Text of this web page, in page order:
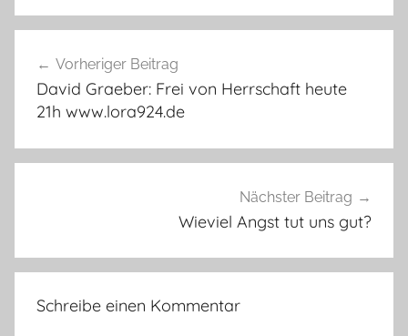
Vorheriger Beitrag
David Graeber: Frei von Herrschaft heute
21h www.lora924.de
Nächster Beitrag
Wieviel Angst tut uns gut?
Schreibe einen Kommentar